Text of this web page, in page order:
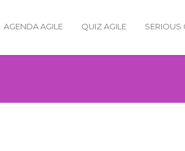
AGENDA AGILE QUIZ AGILE SERIOUS